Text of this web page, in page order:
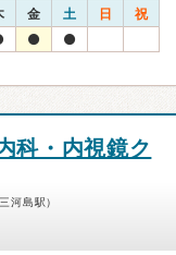
金 土 日 祝
科・内視鏡ク
河島駅）